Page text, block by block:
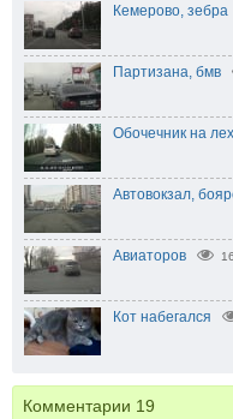
Кемерово, зебра
Партизана, бмв
Обочечник на
Автовокзал,
Авиаторов
Кот набегался
Комментарии 19